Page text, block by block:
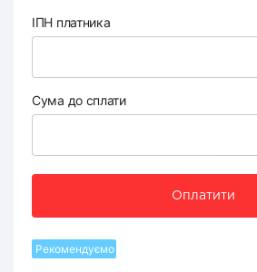
ІПН платника
Сума до сплати
Оплатити
Рекомендуємо